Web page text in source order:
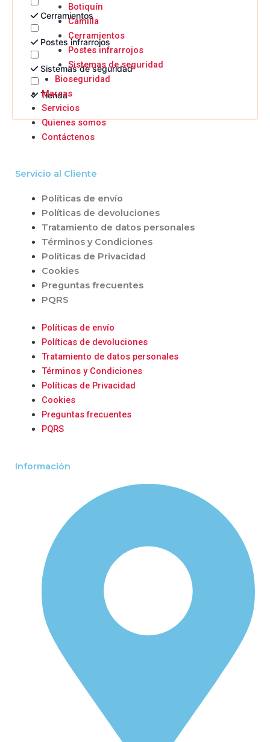
Cerramientos
Postes infrarrojos
Sistemas de seguridad
Tienda
Botiquín
Camilla
Cerramientos
Postes infrarrojos
Sistemas de seguridad
Bioseguridad
Marcas
Servicios
Quienes somos
Contáctenos
Servicio al Cliente
Políticas de envío
Políticas de devoluciones
Tratamiento de datos personales
Términos y Condiciones
Políticas de Privacidad
Cookies
Preguntas frecuentes
PQRS
Políticas de envío
Políticas de devoluciones
Tratamiento de datos personales
Términos y Condiciones
Políticas de Privacidad
Cookies
Preguntas frecuentes
PQRS
Información